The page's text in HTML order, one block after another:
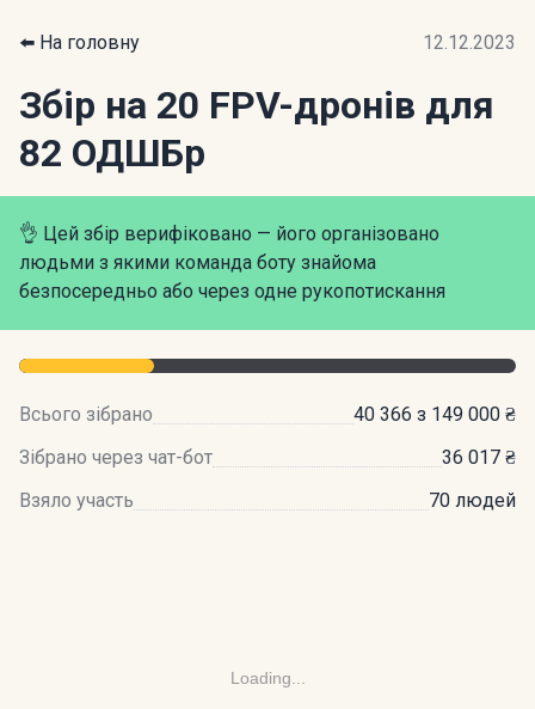
⬅️ На головну 12.12.2023
Збір на 20 FPV-дронів для
82 ОДШБр
👌 Цей збір верифіковано — його організовано
людьми з якими команда боту знайома
безпосередньо або через одне рукопотискання
Всього зібрано
40 366 з 149 000 ₴
Зібрано через чат-бот
36 017 ₴
Взяло участь
70 людей
Loading...